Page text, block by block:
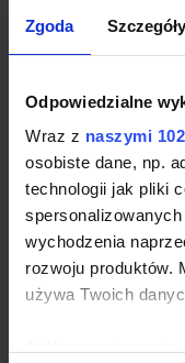
Zgoda Szczegóły
Odpowiedzialne
Wraz z naszymi
osobiste dane, np.
technologii jak pliki
wychodzenia
rozwoju produktów.
używa Twoich
Damska
Daiber JN1123
Producent: Daiber
Dostępność: